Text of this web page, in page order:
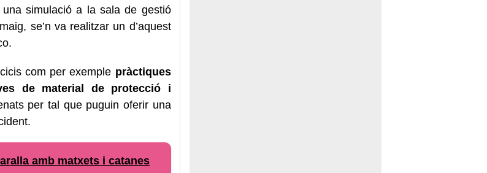
simulació a la sala de gestió
se’n va realitzar un d’aquest
com per exemple pràctiques
de material de protecció i
per tal que puguin oferir una
amb matxets i catanes